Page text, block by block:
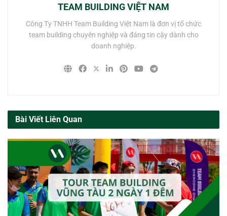
TEAM BUILDING VIỆT NAM
Công Ty TNHH Team Building Việt Nam là đơn vị tổ chức
team building chuyên nghiệp và đáng tin cậy dành cho
doanh nghiệp.
Bài Viết Liên Quan